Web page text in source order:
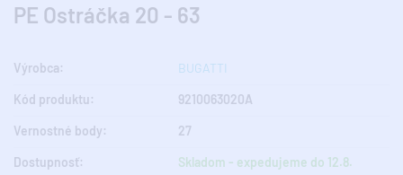
PE Ostráčka 20 - 63
Výrobca: BUGATTI
Kód produktu: 9210063020A
Vernostné body: 27
Dostupnosť: Skladom - expedujeme do 12.8.